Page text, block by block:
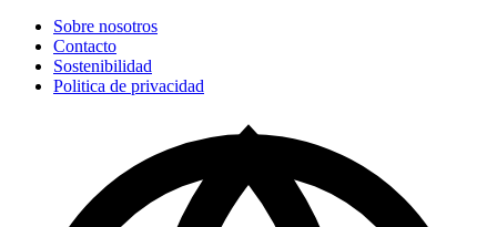
Sobre nosotros
Contacto
Sostenibilidad
Politica de privacidad